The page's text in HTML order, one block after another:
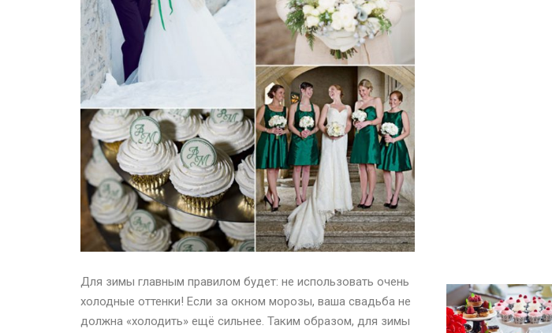
Для зимы главным правилом будет: не использовать очень
холодные оттенки! Если за окном морозы, ваша свадьба не
должна «холодить» ещё сильнее. Таким образом, для зимы